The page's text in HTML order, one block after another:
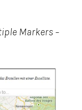
Markers –